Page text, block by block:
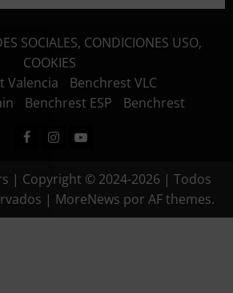
SOCIALES, CONDICIONES USO,
COOKIES
Valencia
Benchrest VLC
Benchrest ESP Benchrest
Facebook
Instagram
Youtube
| Copyright © 2024-2026 | Todos
| MoreNews por AF themes.